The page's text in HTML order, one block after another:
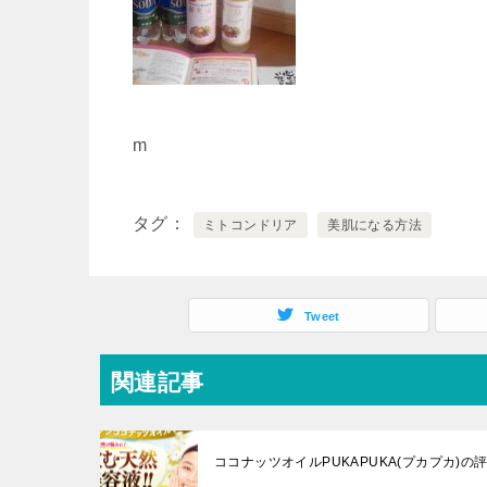
m
タグ ミトコンドリア 美肌になる方法
Tweet
関連記事
ココナッツオイルPUKAPUKA(プカプカ)の